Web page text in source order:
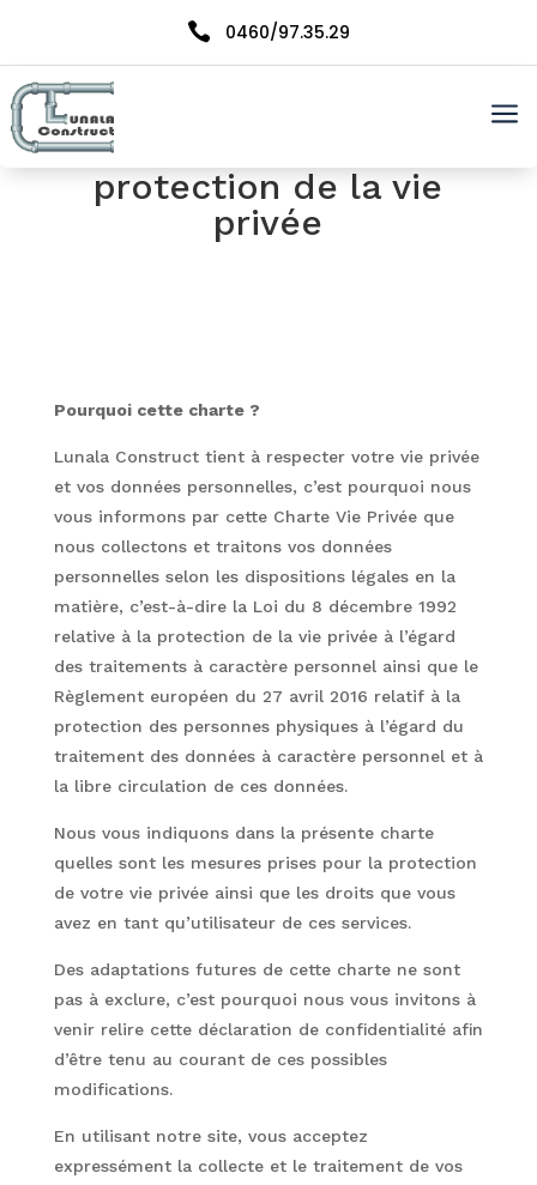
 0460/97.35.29
a
confidentialité et
protection de la vie
privée
Pourquoi cette charte ?
Lunala Construct tient à respecter votre vie privée
et vos données personnelles, c’est pourquoi nous
vous informons par cette Charte Vie Privée que
nous collectons et traitons vos données
personnelles selon les dispositions légales en la
matière, c’est-à-dire la Loi du 8 décembre 1992
relative à la protection de la vie privée à l’égard
des traitements à caractère personnel ainsi que le
Règlement européen du 27 avril 2016 relatif à la
protection des personnes physiques à l’égard du
traitement des données à caractère personnel et à
la libre circulation de ces données.
Nous vous indiquons dans la présente charte
quelles sont les mesures prises pour la protection
de votre vie privée ainsi que les droits que vous
avez en tant qu’utilisateur de ces services.
Des adaptations futures de cette charte ne sont
pas à exclure, c’est pourquoi nous vous invitons à
venir relire cette déclaration de confidentialité afin
d’être tenu au courant de ces possibles
modifications.
En utilisant notre site, vous acceptez
expressément la collecte et le traitement de vos